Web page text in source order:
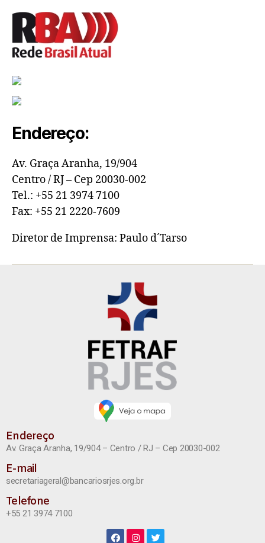
Endereço:
Av. Graça Aranha, 19/904
Centro / RJ – Cep 20030-002
Tel.: +55 21 3974 7100
Fax: +55 21 2220-7609
Diretor de Imprensa: Paulo d´Tarso
Endereço
Av. Graça Aranha, 19/904 – Centro / RJ – Cep 20030-002
E-mail
secretariageral@bancariosrjes.org.br
Telefone
+55 21 3974 7100